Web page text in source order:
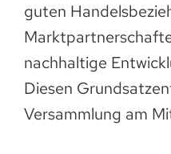
guten
nachhaltige
Diesen
Versammlung am